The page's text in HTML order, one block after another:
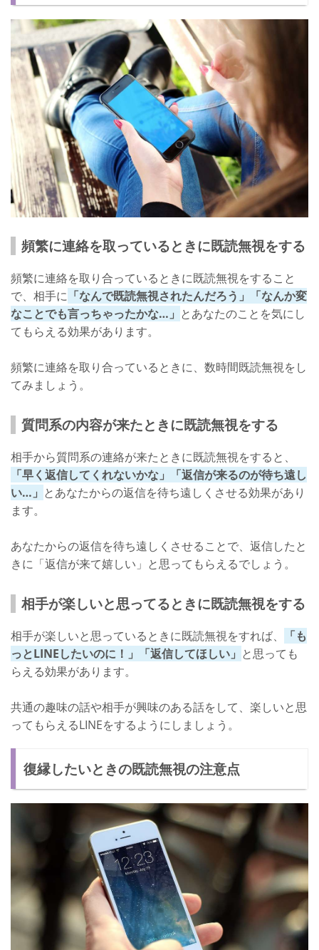
頻繁に連絡を取っているときに既読無視をする
頻繁に連絡を取り合っているときに既読無視をすること
で、相手に 「なんで既読無視されたんだろう」「なんか変
なことでも言っちゃったかな…」 とあなたのことを気にし
てもらえる効果があります。
頻繁に連絡を取り合っているときに、数時間既読無視をし
てみましょう。
質問系の内容が来たときに既読無視をする
相手から質問系の連絡が来たときに既読無視をすると、
「早く返信してくれないかな」「返信が来るのが待ち遠し
い…」 とあなたからの返信を待ち遠しくさせる効果があり
ます。
あなたからの返信を待ち遠しくさせることで、返信したと
きに「返信が来て嬉しい」と思ってもらえるでしょう。
相手が楽しいと思ってるときに既読無視をする
相手が楽しいと思っているときに既読無視をすれば、
「も
っとLINEしたいのに！」「返信してほしい」 と思っても
らえる効果があります。
共通の趣味の話や相手が興味のある話をして、楽しいと思
ってもらえるLINEをするようにしましょう。
復縁したいときの既読無視の注意点